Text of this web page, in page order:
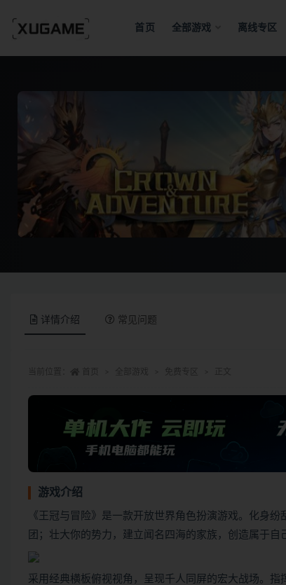
首页 全部游戏 离线专区
详情介绍 常见问题
游戏介绍
《王冠与冒险》是一款开放世界角色扮演游戏。化身
团；壮大你的势力，建立闻名四海的家族，创造属于自
采用经典横板俯视视角，呈现千人同屏的宏大战场。